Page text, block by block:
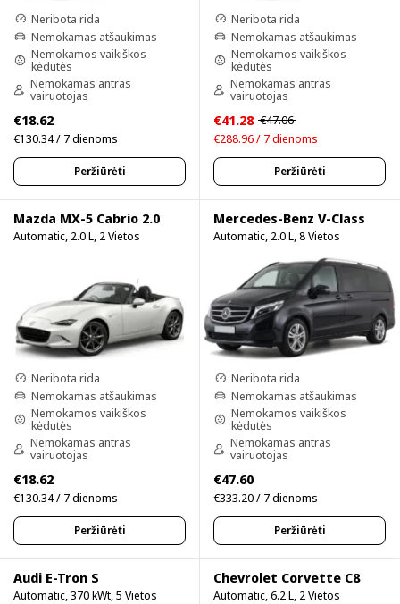
Neribota rida
Nemokamas atšaukimas
Nemokamos vaikiškos
kėdutės
Nemokamas antras
vairuotojas
€18.62
€130.34 / 7 dienoms
Peržiūrėti
Neribota rida
Nemokamas atšaukimas
Nemokamos vaikiškos
kėdutės
Nemokamas antras
vairuotojas
€41.28 €47.06
€288.96 / 7 dienoms
Peržiūrėti
Mazda MX-5 Cabrio 2.0
Automatic, 2.0 L, 2 Vietos
Neribota rida
Nemokamas atšaukimas
Nemokamos vaikiškos
kėdutės
Nemokamas antras
vairuotojas
€18.62
€130.34 / 7 dienoms
Peržiūrėti
Mercedes-Benz V-Class
Automatic, 2.0 L, 8 Vietos
Neribota rida
Nemokamas atšaukimas
Nemokamos vaikiškos
kėdutės
Nemokamas antras
vairuotojas
€47.60
€333.20 / 7 dienoms
Peržiūrėti
Audi E-Tron S
Automatic, 370 kWt, 5 Vietos
Chevrolet Corvette C8
Automatic, 6.2 L, 2 Vietos